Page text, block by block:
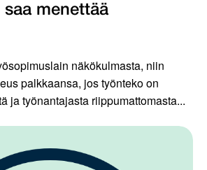
menettää
näkökulmasta, niin
palkkaansa, jos työnteko on
ja työnantajasta riippumattomasta...